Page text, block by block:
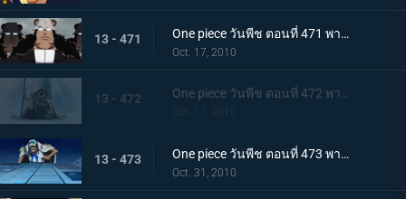
13 - 471 One piece วันพีช ตอนที่ 471 พากย์ไทย เริ่มแผนทำลายล้าง อาณุภาพของกองทัพแปซิฟิสต้า
Oct. 17, 2010
13 - 472 One piece วันพีช ตอนที่ 472 พากย์ไทย อุบายของอาคาอินุ! หนวดขาวติดกับเข้าแล้ว
Oct. 17, 2010
13 - 473 One piece วันพีช ตอนที่ 473 พากย์ไทย เริ่มใช้แผนกำแพงล้อม! กลุ่มโจรสลัดหนวดขาวจนมุม!!
Oct. 31, 2010